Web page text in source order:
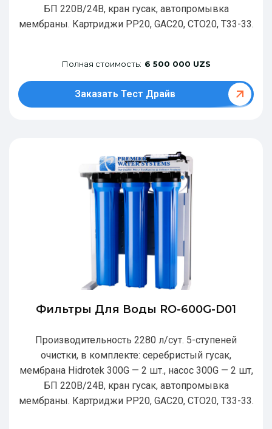
БП 220В/24В, кран гусак, автопромывка
мембраны. Картриджи РР20, GAC20, CTO20, T33-33.
Полная стоимость: 6 500 000 UZS
Заказать Тест Драйв
Фильтры Для Воды RO-600G-D01
Производительность 2280 л/сут. 5-ступеней
очистки, в комплекте: серебристый гусак,
мембрана Hidrotek 300G — 2 шт., насос 300G — 2 шт,
БП 220В/24В, кран гусак, автопромывка
мембраны. Картриджи РР20, GAC20, CTO20, T33-33.